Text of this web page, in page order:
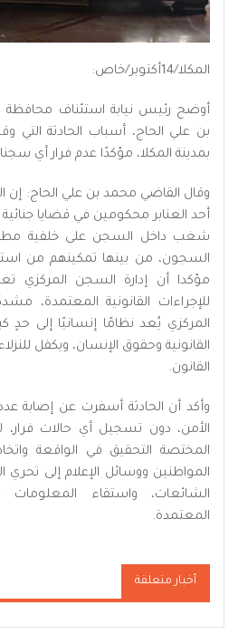
المكلا/14أكتوبر/خاص:
أوضح رئيس نيابة استئناف
بن علي الحاج، أسباب الحادثة
بمدينة المكلا، مؤكدًا عدم فرار أي
وقال القاضي محمد بن علي الحاج: إن
أحد العنابر محكومين في قضايا
شغب داخل السجن على خلفية
السجون، من بينها تمكينهم من
مؤكدا أن إدارة السجن المركزي
للإجراءات القانونية المعتمدة،
المركزي يُعد نظامًا إنسانيًا إلى حدٍ
القانونية وحقوق الإنسان، ويكفل
القانون.
وأكد أن الحادثة أسفرت عن إصابة
الأمن، دون تسجيل أي حالات فرار،
المختصة التحقيق في الواقعة واتخاذ
المواطنين ووسائل الإعلام إلى تحري
الشائعات، واستقاء
المعتمدة.
أخبار متعلقة